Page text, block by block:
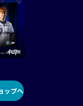
ップへ